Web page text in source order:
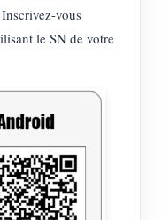
vous
le SN de votre